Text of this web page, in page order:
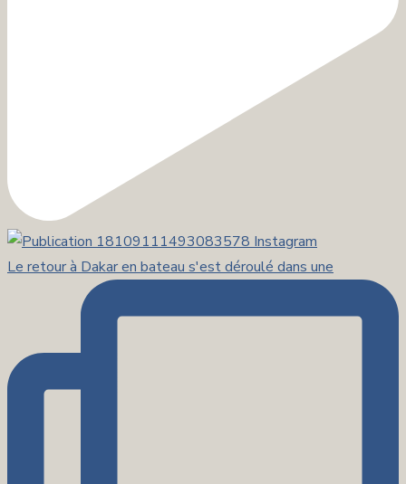
Le retour à Dakar en bateau s'est déroulé dans une